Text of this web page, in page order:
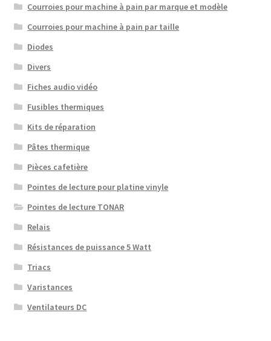
Courroies pour machine à pain par marque et modèle
Courroies pour machine à pain par taille
Diodes
Divers
Fiches audio vidéo
Fusibles thermiques
Kits de réparation
Pâtes thermique
Pièces cafetière
Pointes de lecture pour platine vinyle
Pointes de lecture TONAR
Relais
Résistances de puissance 5 Watt
Triacs
Varistances
Ventilateurs DC